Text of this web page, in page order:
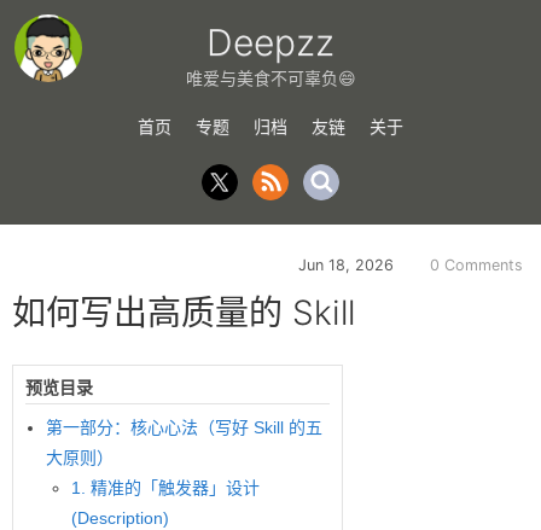
Deepzz
唯爱与美食不可辜负😄
首页 专题 归档 友链 关于
Jun 18, 2026 0 Comments
如何写出高质量的 Skill
预览目录
第一部分：核心心法（写好 Skill 的五
大原则）
1. 精准的「触发器」设计
(Description)